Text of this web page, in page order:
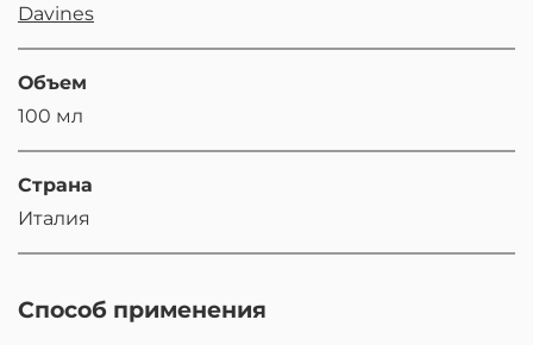
Davines
Объем
100 мл
Страна
Италия
Способ применения